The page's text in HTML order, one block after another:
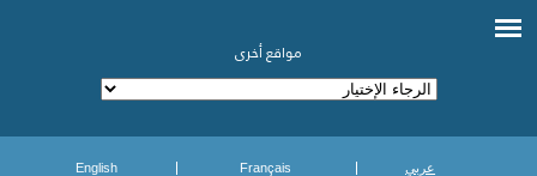
مواقع أخرى
عربي Français
English